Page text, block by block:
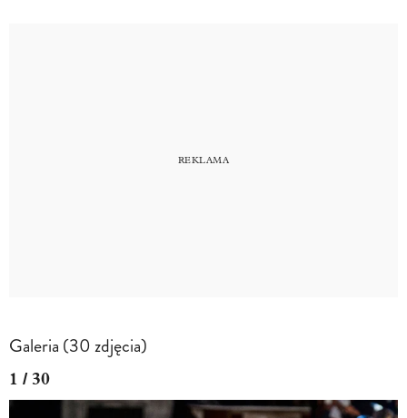
Galeria (30 zdjęcia)
1 / 30